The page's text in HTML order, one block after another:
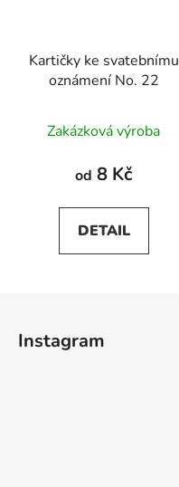
Kartičky ke svatebnímu
oznámení No. 22
Zakázková výroba
od 8 Kč
DETAIL
Instagram